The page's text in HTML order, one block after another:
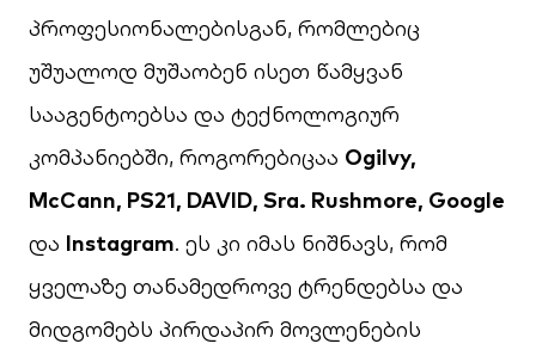
პროფესიონალებისგან, რომლებიც
უშუალოდ მუშაობენ ისეთ წამყვან
სააგენტოებსა და ტექნოლოგიურ
კომპანიებში, როგორებიცაა Ogilvy,
McCann, PS21, DAVID, Sra. Rushmore, Google
და Instagram. ეს კი იმას ნიშნავს, რომ
ყველაზე თანამედროვე ტრენდებსა და
მიდგომებს პირდაპირ მოვლენების